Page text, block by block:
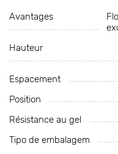
Avantages
Hauteur
Espacement
Position
Résistance au gel
Tipo de embalagem